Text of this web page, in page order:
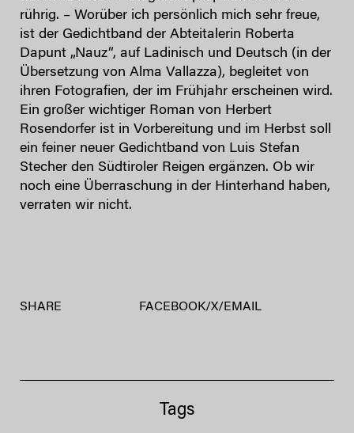
rührig. – Worüber ich persönlich mich sehr freue,
ist der Gedichtband der Abteitalerin Roberta
Dapunt „Nauz“, auf Ladinisch und Deutsch (in der
Übersetzung von Alma Vallazza), begleitet von
ihren Fotografien, der im Frühjahr erscheinen wird.
Ein großer wichtiger Roman von Herbert
Rosendorfer ist in Vorbereitung und im Herbst soll
ein feiner neuer Gedichtband von Luis Stefan
Stecher den Südtiroler Reigen ergänzen. Ob wir
noch eine Überraschung in der Hinterhand haben,
verraten wir nicht.
SHARE FACEBOOK/X/ EMAIL
Tags